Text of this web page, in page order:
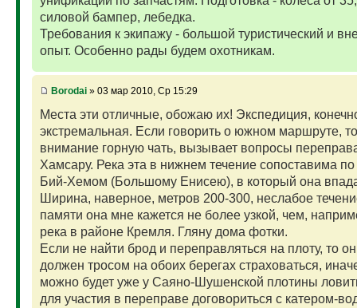
силовой бампер, лебедка.
Требования к экипажу - большой туристический и
опыт. Особенно рады будем охотникам.
Borodai» 03 мар 2010, Ср 15:29
Места эти отличные, обожаю их! Экспедиция,
экстремальная. Если говорить о южном маршруте,
внимание горную чать, вызывает вопросы
Хамсару. Река эта в нижнем течение сопоставима
Бий-Хемом (Большому Енисею), в который она
Ширина, наверное, метров 200-300, неслабое
памяти она мне кажется не более узкой, чем,
река в районе Кремля. Гляну дома фотки.
Если не найти брод и переправляться на плоту, то
должен тросом на обоих берегах страховаться,
можно будет уже у Саяно-Шушенской плотины
для участия в переправе договориться с катером-